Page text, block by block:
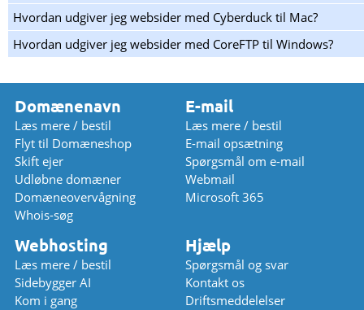
Hvordan udgiver jeg websider med Cyberduck til Mac?
Hvordan udgiver jeg websider med CoreFTP til Windows?
Domænenavn
Læs mere / bestil
Flyt til Domæneshop
Skift ejer
Udløbne domæner
Domæneovervågning
Whois-søg
E-mail
Læs mere / bestil
E-mail opsætning
Spørgsmål om e-mail
Webmail
Microsoft 365
Webhosting
Læs mere / bestil
Sidebygger AI
Kom i gang
Hjælp
Spørgsmål og svar
Kontakt os
Driftsmeddelelser